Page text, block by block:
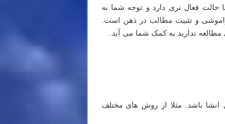
حالت فعال تری دارد و توجه شما به
و تثبیت مطالب در ذهن است.
ندارید به کمک شما می آید.
انشا باشد. مثلا از روش های مختلف